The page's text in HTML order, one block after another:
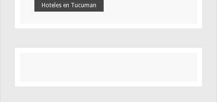
Hoteles en Tucuman